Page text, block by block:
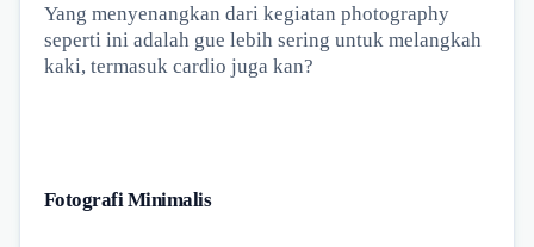
Yang menyenangkan dari kegiatan photography
seperti ini adalah gue lebih sering untuk melangkah
kaki, termasuk cardio juga kan?
Fotografi Minimalis